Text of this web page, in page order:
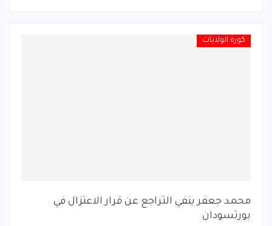
كورة الولايات
محمد جعفر ينفي التراجع عن قرار الاعتزال في
بورتسودان